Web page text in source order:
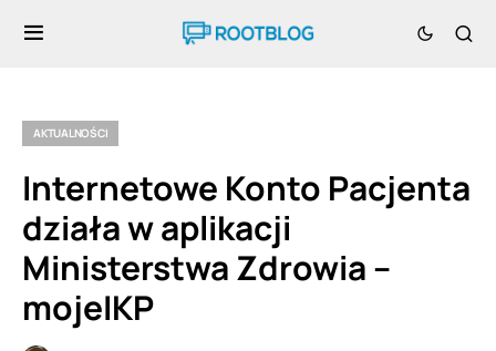
AKTUALNOŚCI
Internetowe Konto Pacjenta
działa w aplikacji
Ministerstwa Zdrowia –
mojeIKP